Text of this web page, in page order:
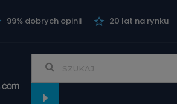
99% dobrych opinii 20 lat na rynku